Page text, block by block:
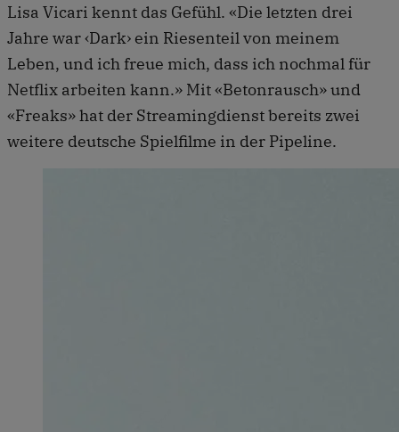
Lisa Vicari kennt das Gefühl. «Die letzten drei
Jahre war ‹Dark› ein Riesenteil von meinem
Leben, und ich freue mich, dass ich nochmal für
Netflix arbeiten kann.» Mit «Betonrausch» und
«Freaks» hat der Streamingdienst bereits zwei
weitere deutsche Spielfilme in der Pipeline.